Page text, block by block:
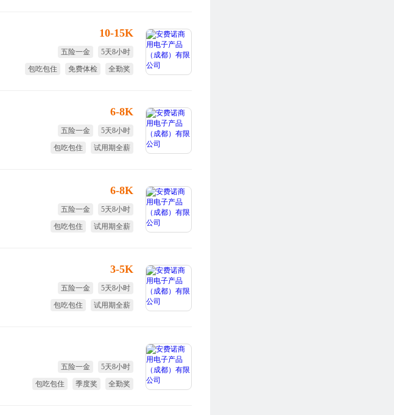
10-15K
五险一金
5天8小时
包吃包住
免费体检
全勤奖
6-8K
五险一金
5天8小时
包吃包住
试用期全薪
6-8K
五险一金
5天8小时
包吃包住
试用期全薪
3-5K
五险一金
5天8小时
包吃包住
试用期全薪
五险一金
5天8小时
包吃包住
季度奖
全勤奖